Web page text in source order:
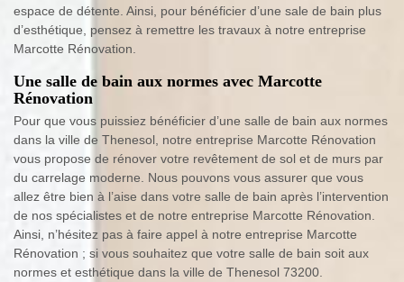
espace de détente. Ainsi, pour bénéficier d’une sale de bain plus
d’esthétique, pensez à remettre les travaux à notre entreprise
Marcotte Rénovation.
Une salle de bain aux normes avec Marcotte
Rénovation
Pour que vous puissiez bénéficier d’une salle de bain aux normes
dans la ville de Thenesol, notre entreprise Marcotte Rénovation
vous propose de rénover votre revêtement de sol et de murs par
du carrelage moderne. Nous pouvons vous assurer que vous
allez être bien à l’aise dans votre salle de bain après l’intervention
de nos spécialistes et de notre entreprise Marcotte Rénovation.
Ainsi, n’hésitez pas à faire appel à notre entreprise Marcotte
Rénovation ; si vous souhaitez que votre salle de bain soit aux
normes et esthétique dans la ville de Thenesol 73200.